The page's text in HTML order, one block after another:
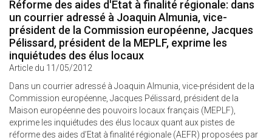
Réforme des aides d'Etat à finalité régionale: dans
un courrier adressé à Joaquin Almunia, vice-
président de la Commission européenne, Jacques
Pélissard, président de la MEPLF, exprime les
inquiétudes des élus locaux
Article du 11/05/2012
Dans un courrier adressé à Joaquin Almunia, vice-président de la
Commission européenne, Jacques Pélissard, président de la
Maison européenne des pouvoirs locaux français (MEPLF),
exprime les inquiétudes des élus locaux quant aux pistes de
réforme des aides d’Etat à finalité régionale (AEFR) proposées par